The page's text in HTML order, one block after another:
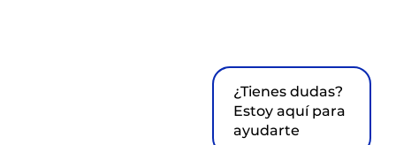
¿Tienes dudas?
Estoy aquí para
ayudarte